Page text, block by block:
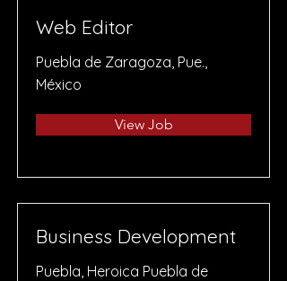
Web Editor
Puebla de Zaragoza, Pue.,
México
View Job
Business Development
Puebla, Heroica Puebla de